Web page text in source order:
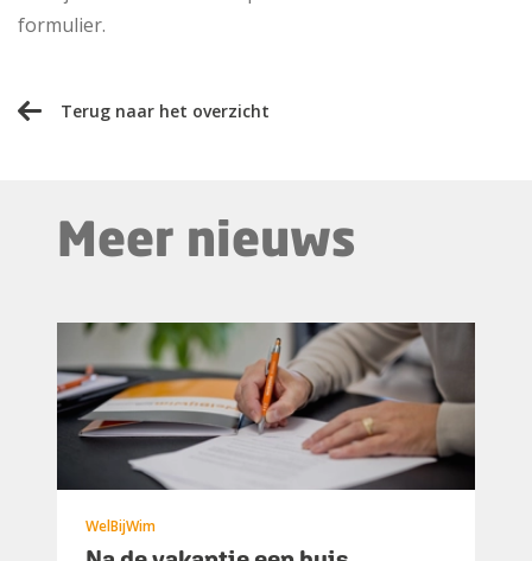
formulier.
Terug naar het overzicht
Meer nieuws
WelBijWim